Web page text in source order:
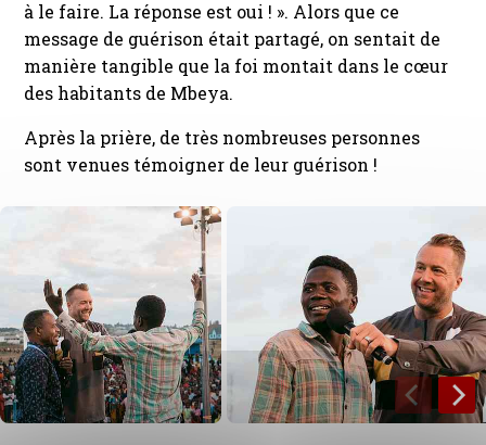
à le faire. La réponse est oui ! ». Alors que ce
message de guérison était partagé, on sentait de
manière tangible que la foi montait dans le cœur
des habitants de Mbeya.
Après la prière, de très nombreuses personnes
sont venues témoigner de leur guérison !